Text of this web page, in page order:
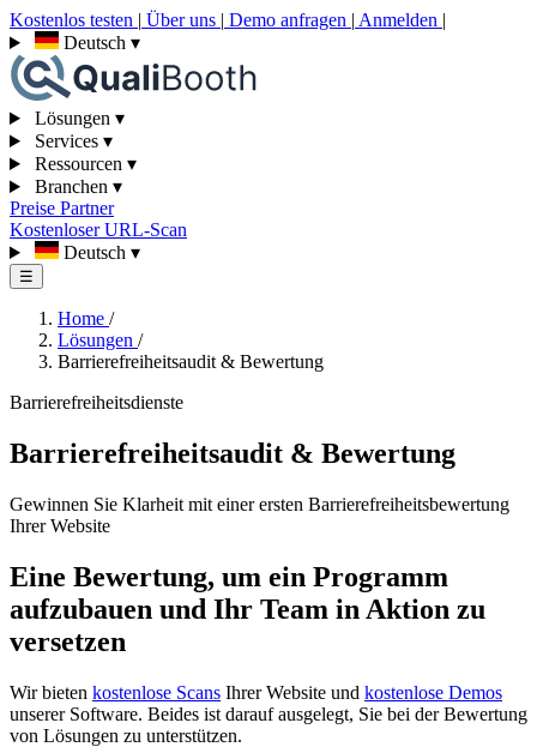
Kostenlos testen | Über uns | Demo anfragen | Anmelden |
Deutsch ▾
Lösungen ▾
Services ▾
Ressourcen ▾
Branchen ▾
Preise Partner
Kostenloser URL-Scan
Deutsch ▾
☰
Home /
Lösungen /
Barrierefreiheitsaudit & Bewertung
Barrierefreiheitsdienste
Barrierefreiheitsaudit & Bewertung
Gewinnen Sie Klarheit mit einer ersten Barrierefreiheitsbewertung
Ihrer Website
Eine Bewertung, um ein Programm
aufzubauen und Ihr Team in Aktion zu
versetzen
Wir bieten kostenlose Scans Ihrer Website und kostenlose Demos
unserer Software. Beides ist darauf ausgelegt, Sie bei der Bewertung
von Lösungen zu unterstützen.